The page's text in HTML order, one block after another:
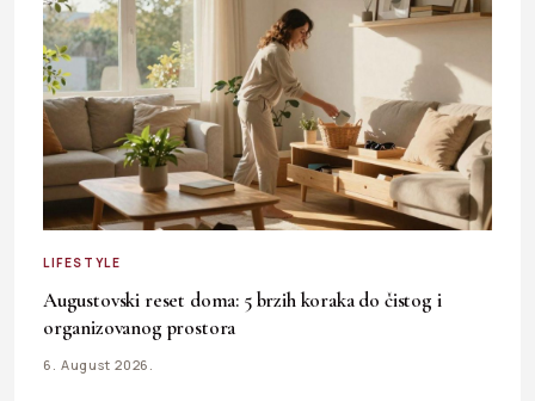
LIFESTYLE
Augustovski reset doma: 5 brzih koraka do čistog i
organizovanog prostora
6. August 2026.